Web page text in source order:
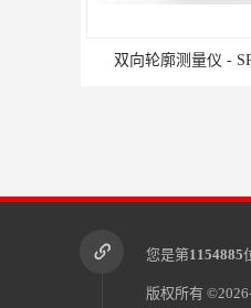
双向轮廓测量仪 -
您是第1154885
版权所有